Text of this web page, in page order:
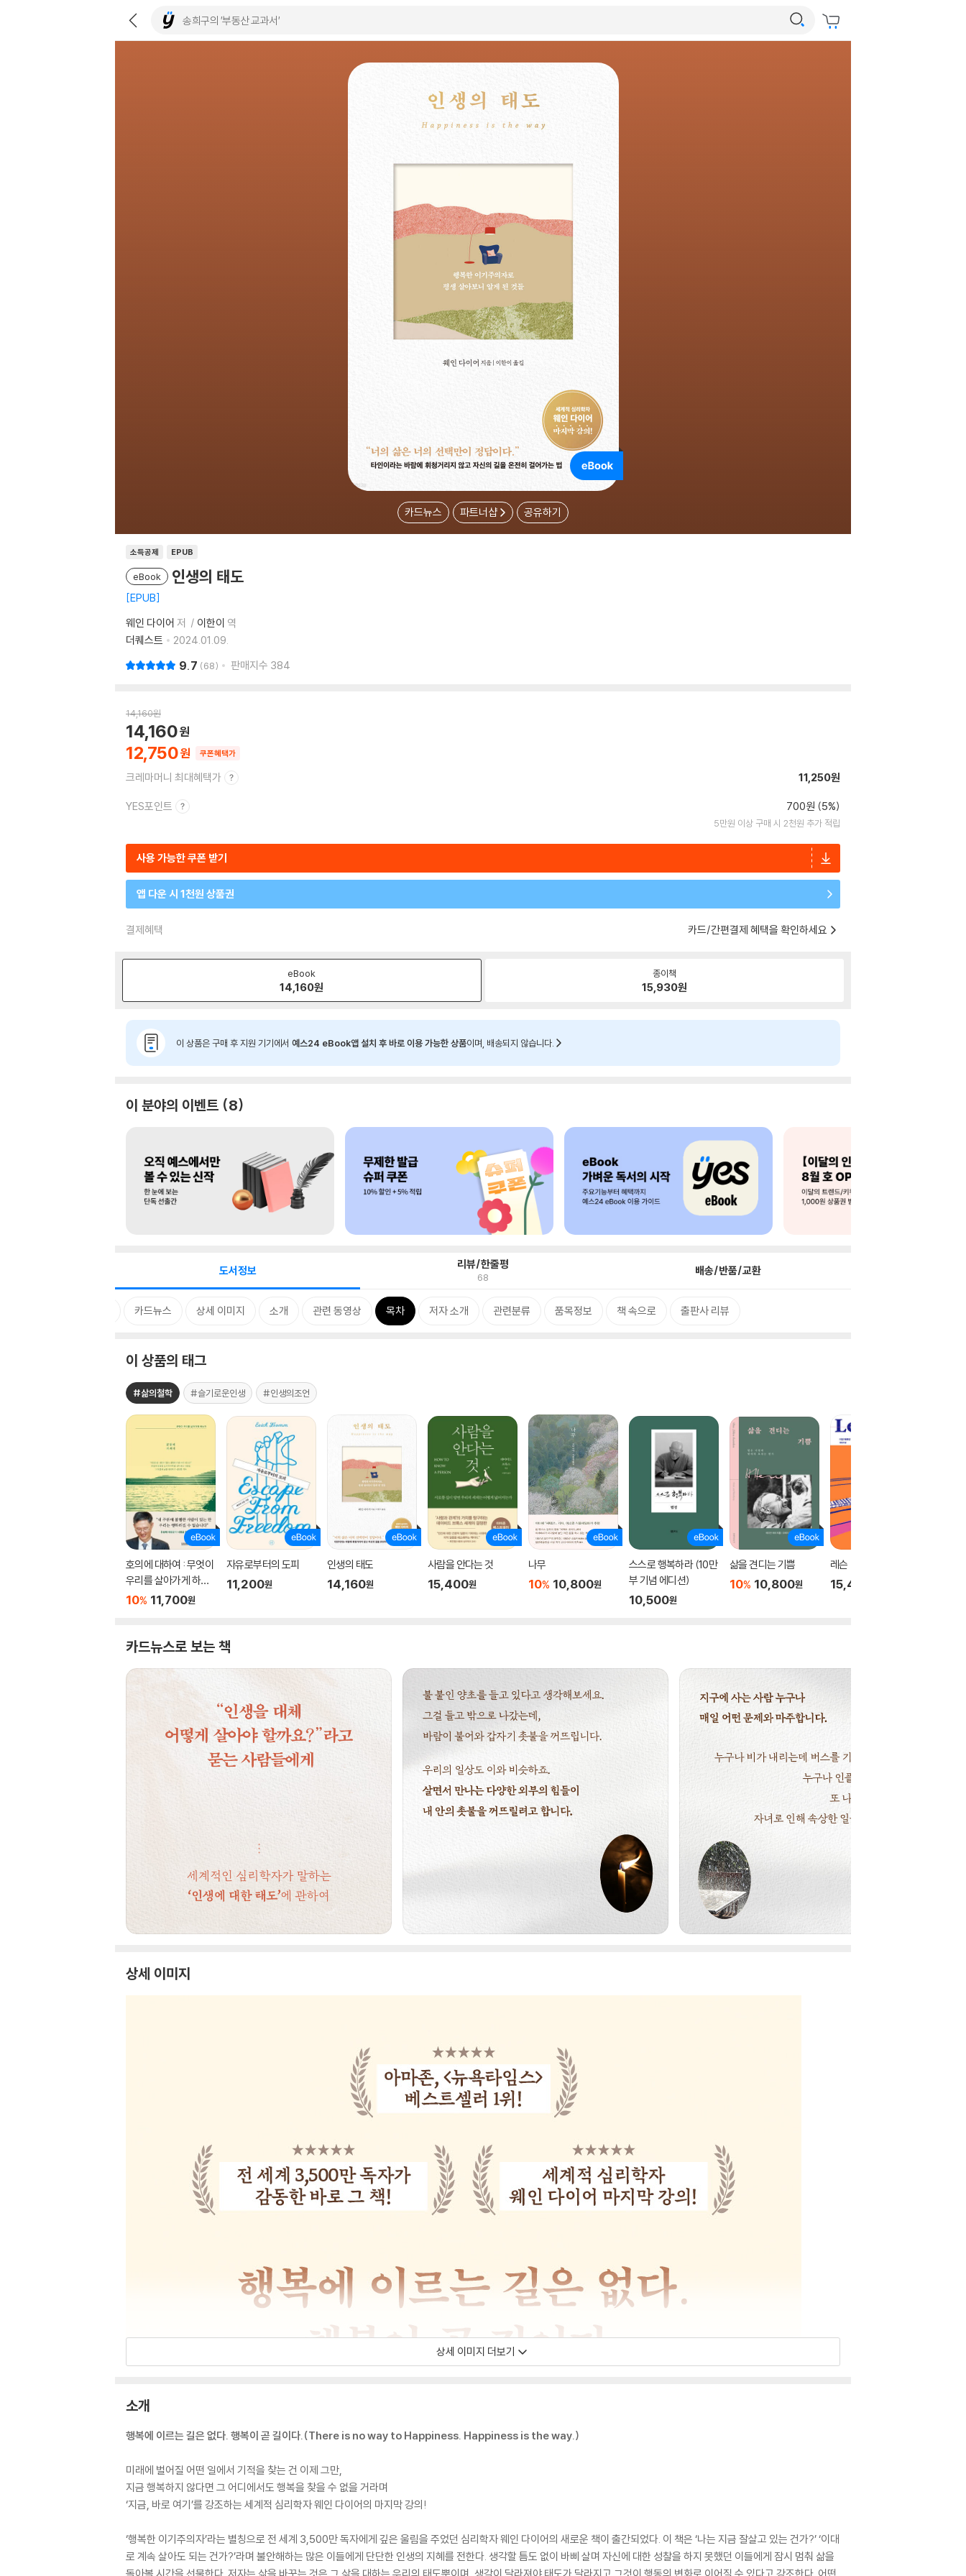
카드뉴스 파트너샵 공유하기
소득공제 EPUB
eBook 인생의 태도
EPUB
웨인 다이어 저 이한이 역
더퀘스트
2024.01.09.
9.7 68 판매지수 384
14,160원
12,750
14,160
쿠폰혜택가
크레마머니 최대혜택가 11,250원
YES포인트 700원 (5%)
5만원 이상 구매 시 2천원 추가 적립
사용 가능한 쿠폰 받기
앱 다운 시 1천원 상품권
결제혜택 카드/간편결제 혜택을 확인하세요
eBook
14,160원
종이책
15,930원
이 상품은 구매 후 지원 기기에서 예스24 eBook앱 설치 후 바로 이용 가능한 상품이며, 배송되지 않습니다.
이 분야의 이벤트 8
도서정보 리뷰/한줄평
68 배송/반품/교환
카드뉴스 상세 이미지 소개 관련 동영상 목차 저자 소개 관련분류 품목정보 책 속으로 출판사 리뷰
이 상품의 태그
#삶의철학 #슬기로운인생 #인생의조언
호의에 대하여 : 무엇이
우리를 살아가게 하는
가
10% 11,700원
자유로부터의 도피
11,200원
인생의 태도
14,160원
사람을 안다는 것
15,400원
나무
10% 10,800원
스스로 행복하라 (10만
부 기념 에디션)
10,500원
삶을 견디는 기쁨
10% 10,800원
레슨
15,400
카드뉴스로 보는 책
상세 이미지
상세 이미지 더보기
소개
행복에 이르는 길은 없다. 행복이 곧 길이다.(There is no way to Happiness. Happiness is the way.)
미래에 벌어질 어떤 일에서 기적을 찾는 건 이제 그만,
지금 행복하지 않다면 그 어디에서도 행복을 찾을 수 없을 거라며
‘지금, 바로 여기’를 강조하는 세계적 심리학자 웨인 다이어의 마지막 강의!
‘행복한 이기주의자’라는 별칭으로 전 세계 3,500만 독자에게 깊은 울림을 주었던 심리학자 웨인 다이어의 새로운 책이 출간되었다. 이 책은 ‘나는 지금 잘살고 있는 건가?’ ‘이대
로 계속 살아도 되는 건가?’라며 불안해하는 많은 이들에게 단단한 인생의 지혜를 전한다. 생각할 틈도 없이 바삐 살며 자신에 대한 성찰을 하지 못했던 이들에게 잠시 멈춰 삶을